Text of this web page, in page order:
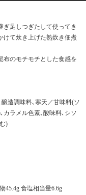
ぎ足しつぎたして使ってき
けて炊き上げた熟炊き佃煮
布のモチモチとした食感を
造調味料､寒天／甘味料(ソ
カラメル色素､酸味料､シソ
)
45.4g 食塩相当量6.6g